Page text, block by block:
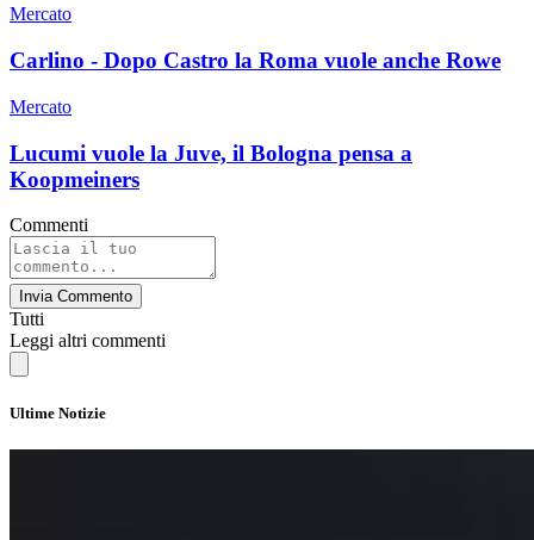
Mercato
Carlino - Dopo Castro la Roma vuole anche Rowe
Mercato
Lucumi vuole la Juve, il Bologna pensa a
Koopmeiners
Commenti
Invia Commento
Tutti
Leggi altri commenti
Ultime Notizie